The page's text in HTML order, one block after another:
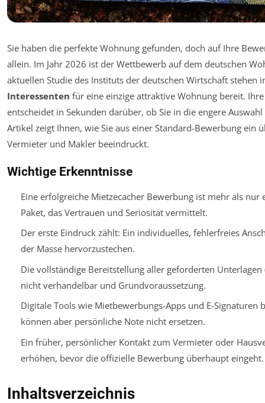
Sie haben die perfekte Wohnung gefunden, doch auf Ihre
allein. Im Jahr 2026 ist der Wettbewerb auf dem deutschen
aktuellen Studie des Instituts der deutschen Wirtschaft
Interessenten für eine einzige attraktive Wohnung bereit.
entscheidet in Sekunden darüber, ob Sie in die engere
Artikel zeigt Ihnen, wie Sie aus einer Standard-Bewerbung ein
Vermieter und Makler beeindruckt.
Wichtige Erkenntnisse
Eine erfolgreiche Mietzecacher Bewerbung ist mehr als
Paket, das Vertrauen und Seriosität vermittelt.
Der erste Eindruck zählt: Ein individuelles, fehlerfreies
der Masse hervorzustechen.
Die vollständige Bereitstellung aller geforderten Unterlagen
nicht verhandelbar und Grundvoraussetzung.
Digitale Tools wie Mietbewerbungs-Apps und E-Signaturen
können aber persönliche Note nicht ersetzen.
Ein früher, persönlicher Kontakt zum Vermieter oder
erhöhen, bevor die offizielle Bewerbung überhaupt eingeht.
Inhaltsverzeichnis